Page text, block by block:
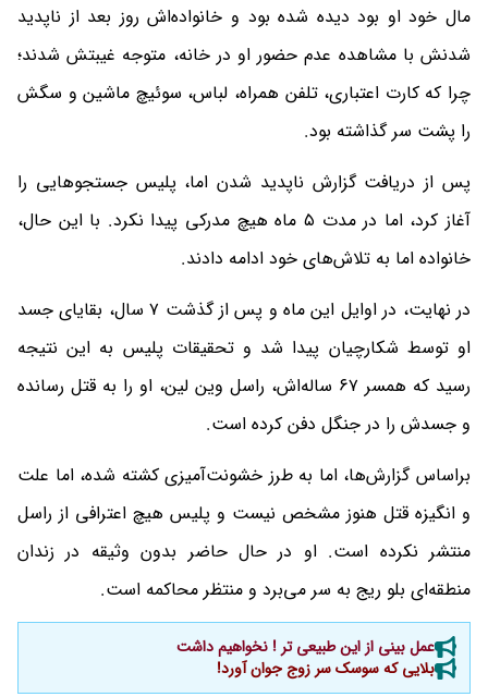
مال خود او بود دیده شده بود و خانواده‌اش روز بعد از ناپدید
شدنش با مشاهده‌ عدم حضور او در خانه، متوجه غیبتش شدند؛
چرا که کارت اعتباری، تلفن همراه، لباس، سوئیچ ماشین و سگش
را پشت سر گذاشته بود.
پس از دریافت گزارش ناپدید شدن اما، پلیس جستجوهایی را
آغاز کرد، اما در مدت ۵ ماه هیچ مدرکی پیدا نکرد. با این حال،
خانواده اما به تلاش‌های خود ادامه دادند.
در نهایت، در اوایل این ماه و پس از گذشت ۷ سال، بقایای جسد
او توسط شکارچیان پیدا شد و تحقیقات پلیس به این نتیجه
رسید که همسر ۶۷ ساله‌اش، راسل وین لین، او را به قتل رسانده
و جسدش را در جنگل دفن کرده است.
براساس گزارش‌ها، اما به طرز خشونت‌آمیزی کشته شده، اما علت
و انگیزه قتل هنوز مشخص نیست و پلیس هیچ اعترافی از راسل
منتشر نکرده است. او در حال حاضر بدون وثیقه در زندان
منطقه‌ای بلو ریج به سر می‌برد و منتظر محاکمه است.
عمل بینی از این طبیعی تر ! نخواهیم داشت
بلایی که سوسک سر زوج جوان آورد!